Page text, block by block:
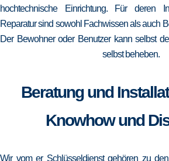
hochtechnische Einrichtung. Für deren
Reparatur sind sowohl Fachwissen als auch
Der Bewohner oder Benutzer kann selbst
selbst beheben.
Beratung und
Knowhow und
Wir vom er Schlüsseldienst gehören zu